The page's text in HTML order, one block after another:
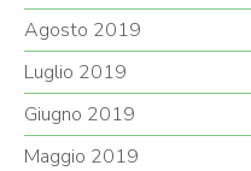
Agosto 2019
Luglio 2019
Giugno 2019
Maggio 2019